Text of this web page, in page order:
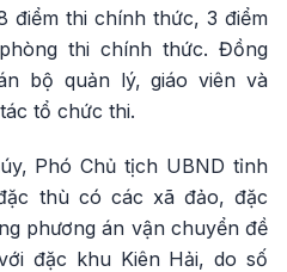
điểm thi chính thức, 3 điểm
thi chính thức. Đồng
bộ quản lý, giáo viên và
tổ chức thi.
Phó Chủ tịch UBND tỉnh
thù có các xã đảo, đặc
phương án vận chuyển đề
đặc khu Kiên Hải, do số